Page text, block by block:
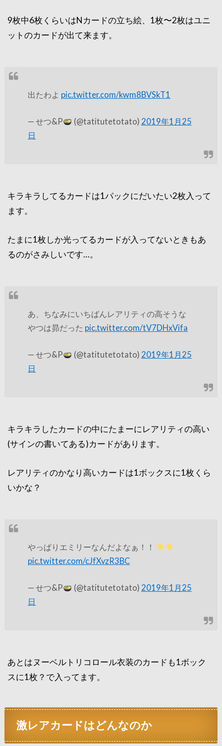
9枚中6枚くらいはNカードの立ち絵、1枚〜2枚はユニ
ットのカードが出て来ます。
出たわよ pic.twitter.com/kwm8BVSkT1
— せつ&P (@tatitutetotato) 2019年1月25
日
キラキラしてるカードは1パックにだいたい2枚入って
ます。
たまに1枚しか光ってるカードが入ってないときもあ
るのがさみしいです…。
あ、ちなみにいちばんレアリティの高そうな
やつは昴だった pic.twitter.com/tV7DHxVifa
— せつ&P (@tatitutetotato) 2019年1月25
日
キラキラしたカードの中にたまーにレアリティの高い
(サインの書いてある)カードがあります。
レアリティのかなり高いカードは1ボックスに1枚くら
いかな？
やっぱりエミリーなんだよなぁ！！
pic.twitter.com/cJfXvzR3BC
— せつ&P (@tatitutetotato) 2019年1月25
日
あとはヌーベルトリコロール衣装のカードも1ボック
スに1枚？で入ってます。
激レアカードはどんなのか